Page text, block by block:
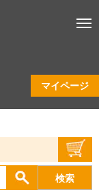
マイページ